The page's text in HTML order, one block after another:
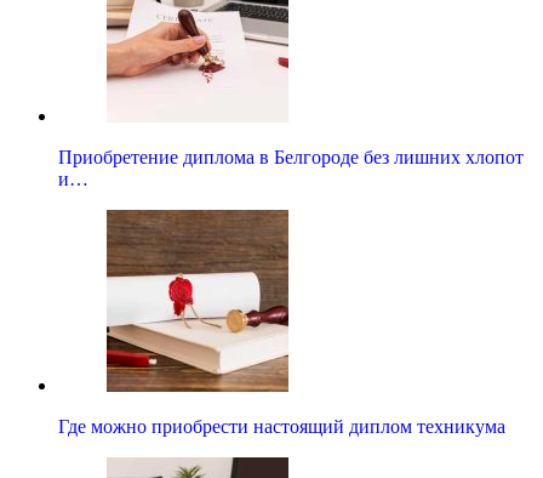
Приобретение диплома в Белгороде без лишних хлопот
и…
Где можно приобрести настоящий диплом техникума